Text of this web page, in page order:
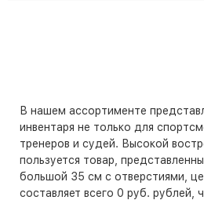
В нашем ассортименте
инвентаря не только для
тренеров и судей. Высокой
пользуется товар,
большой 35 см с отверстиями,
составляет всего 0 руб. рублей,